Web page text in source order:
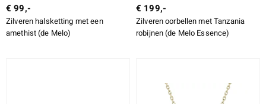
€ 99,-
Zilveren halsketting met een
amethist (de Melo)
€ 199,-
Zilveren oorbellen met Tanzania
robijnen (de Melo Essence)